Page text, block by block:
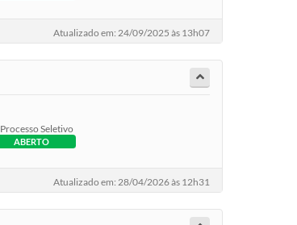
Atualizado em: 24/09/2025 às 13h07
Processo Seletivo
ABERTO
Atualizado em: 28/04/2026 às 12h31